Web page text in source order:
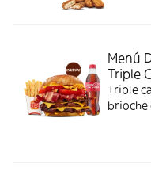
Menú
Triple
Triple
brioche